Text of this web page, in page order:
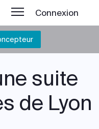
Connexion
suite
de Lyon